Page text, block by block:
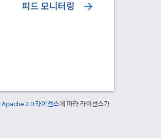
피드 모니터링 arrow_forward
Apache 2.0 라이선스에 따라 라이선스가